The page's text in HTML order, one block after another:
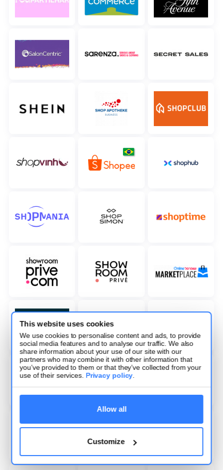
This website uses cookies
We use cookies to personalise content and ads, to provide
social media features and to analyse our traffic. We also
share information about your use of our site with our
partners who may combine it with other information that
you’ve provided to them or that they’ve collected from your
use of their services. Privacy policy.
Allow all
Customize